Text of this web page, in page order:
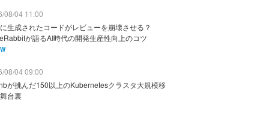
08/04 11:00
生成されたコードがレビューを崩壊させる？
が語るAI時代の開発生産性向上のコツ
08/04 09:00
が挑んだ150以上のKubernetesクラスタ大規模移
台裏